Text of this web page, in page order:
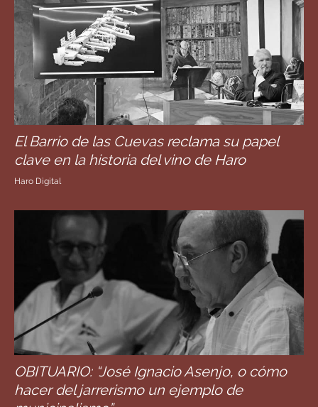
El Barrio de las Cuevas reclama su papel
clave en la historia del vino de Haro
Haro Digital
OBITUARIO: “José Ignacio Asenjo, o cómo
hacer del jarrerismo un ejemplo de